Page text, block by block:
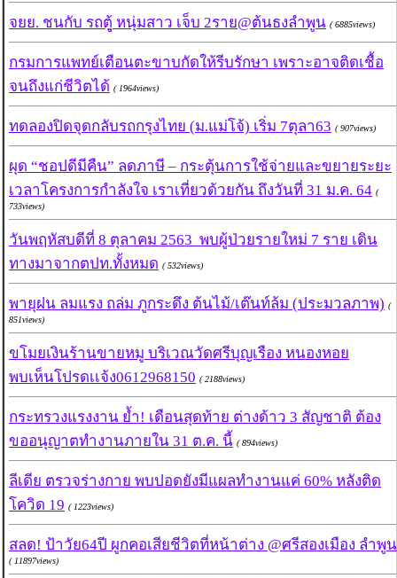
จยย. ชนกับ รถตูุ้ หนุ่มสาว เจ็บ 2ราย@ต้นธงลำพูน ( 6885views)
กรมการแพทย์เตือนตะขาบกัดให้รีบรักษา เพราะอาจติดเชื้อ
จนถึงแก่ชีวิตได้ ( 1964views)
ทดลองปิดจุดกลับรถกรุงไทย (ม.แม่โจ้) เริ่ม 7ตุลา63 ( 907views)
ผุด “ชอปดีมีคืน” ลดภาษี – กระตุ้นการใช้จ่ายและขยายระยะ
เวลาโครงการกำลังใจ เราเที่ยวด้วยกัน ถึงวันที่ 31 ม.ค. 64 (
733views)
วันพฤหัสบดีที่ 8 ตุลาคม 2563 พบผู้ป่วยรายใหม่ 7 ราย เดิน
ทางมาจากตปท.ทั้งหมด ( 532views)
พายุฝน ลมแรง ถล่ม ภูกระดึง ต้นไม้/เต๊นท์ล้ม (ประมวลภาพ) (
851views)
ขโมยเงินร้านขายหมู บริเวณวัดศรีบุญเรือง หนองหอย
พบเห็นโปรดเเจ้ง0612968150 ( 2188views)
กระทรวงแรงงาน ย้ำ! เดือนสุดท้าย ต่างด้าว 3 สัญชาติ ต้อง
ขออนุญาตทำงานภายใน 31 ต.ค. นี้ ( 894views)
ลีเดีย ตรวจร่างกาย พบปอดยังมีแผลทำงานแค่ 60% หลังติด
โควิด 19 ( 1223views)
สลด! ป้าวัย64ปี ผูกคอเสียชีวิตที่หน้าต่าง @ศรีสองเมือง ลำพูน
( 11897views)